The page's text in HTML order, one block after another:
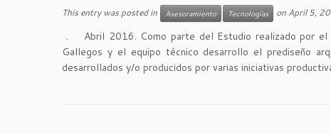
This entry was posted in Asesoramiento Tecnologías on April 5,
. Abril 2016. Como parte del Estudio realizado por el
Gallegos y el equipo técnico desarrollo el prediseño
desarrollados y/o producidos por varias iniciativas